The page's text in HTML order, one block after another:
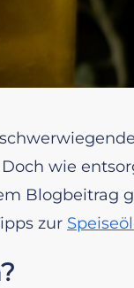
wie
Blogbeitrag
zur